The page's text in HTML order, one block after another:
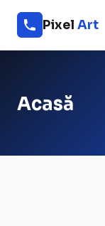
Pixel Art
Acasă